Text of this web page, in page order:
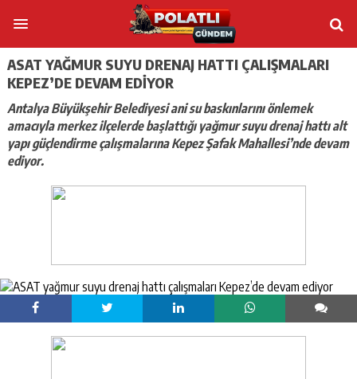
ASAT YAĞMUR SUYU DRENAJ HATTI ÇALIŞMALARI
KEPEZ’DE DEVAM EDIYOR
Antalya Büyükşehir Belediyesi ani su baskınlarını önlemek
amacıyla merkez ilçelerde başlattığı yağmur suyu drenaj hattı alt
yapı güçlendirme çalışmalarına Kepez Şafak Mahallesi’nde devam
ediyor.